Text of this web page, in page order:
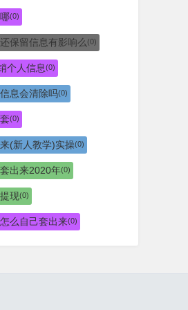
(0)
保留信息有影响么 (0)
个人信息(0)
息会清除吗(0)
(0)
(新人教学)实操(0)
出来2020年(0)
现(0)
么自己套出来(0)